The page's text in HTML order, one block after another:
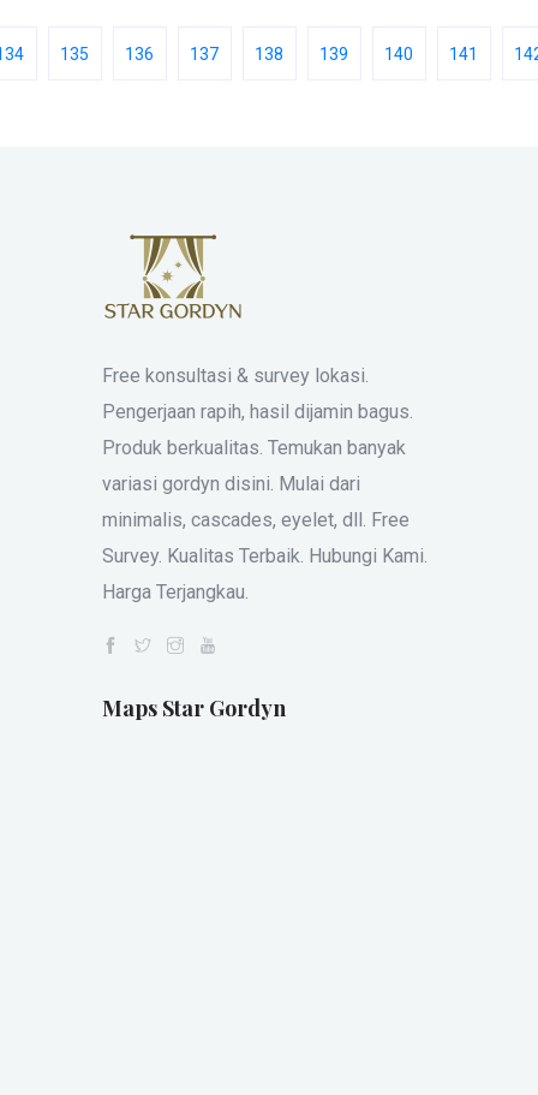
135 136 137 138 139 140 141
Free konsultasi & survey lokasi.
Pengerjaan rapih, hasil dijamin bagus.
Produk berkualitas. Temukan banyak
variasi gordyn disini. Mulai dari
minimalis, cascades, eyelet, dll. Free
Survey. Kualitas Terbaik. Hubungi Kami.
Harga Terjangkau.
Maps Star Gordyn